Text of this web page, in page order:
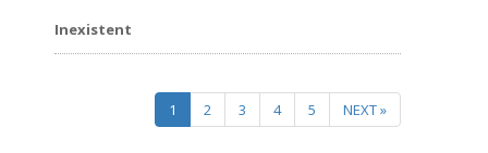
Inexistent
1 2 3 4 5 NEXT »